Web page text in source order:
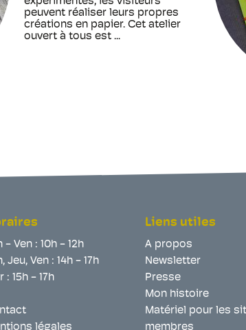
peuvent réaliser leurs propres
créations en papier. Cet atelier
ouvert à tous est ...
- Ven : 10h - 12h
Jeu, Ven : 14h - 17h
: 15h - 17h
légales
Liens utiles
A propos
Newsletter
Presse
Mon histoire
Matériel pour les
membres